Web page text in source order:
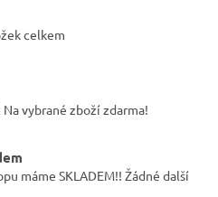
O
d
í
p
celkem
Na vybrané zboží zdarma!
máme SKLADEM!! Žádné další